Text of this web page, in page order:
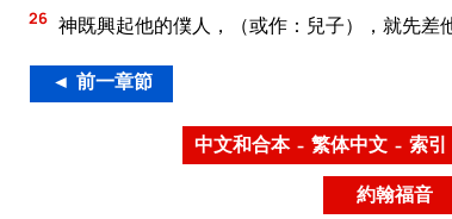
26 神既興起他的僕人，（或作：兒子），就先差
◄ 前一章節
中文和合本 – 繁体中文 – 索引
約翰福音